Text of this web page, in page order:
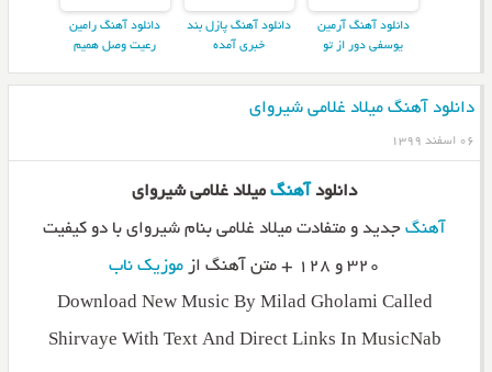
دانلود آهنگ آرمین
یوسفی دور از تو
دانلود آهنگ پازل بند
خبری آمده
دانلود آهنگ رامین
رعیت وصل همیم
دانلود آهنگ میلاد غلامی شیروای
۰۶ اسفند ۱۳۹۹
دانلود آهنگمیلاد غلامی شیروای
آهنگجدید و متفادت میلاد غلامی بنام شیروای با دو کیفیت
۳۲۰ و ۱۲۸ + متن آهنگ از
موزیک ناب
Download New Music By Milad Gholami Called
Shirvaye With Text And Direct Links In MusicNab